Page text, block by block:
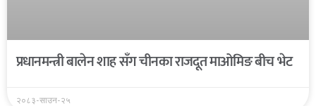
प्रधानमन्त्री बालेन शाह सँग चीनका राजदूत माओमिङ बीच भेट
२०८३-साउन-२५